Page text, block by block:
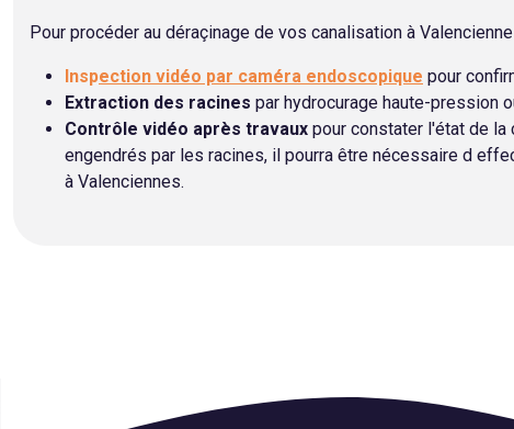
Pour procéder au déraçinage de vos canalisation à
Inspection vidéo par caméra endoscopique pour
Extraction des racines par hydrocurage haute-pression
Contrôle vidéo après travaux pour constater l'état de la
engendrés par les racines, il pourra être nécessaire d
à Valenciennes.